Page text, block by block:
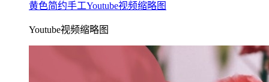
黄色简约手工Youtube视频缩略图
Youtube视频缩略图